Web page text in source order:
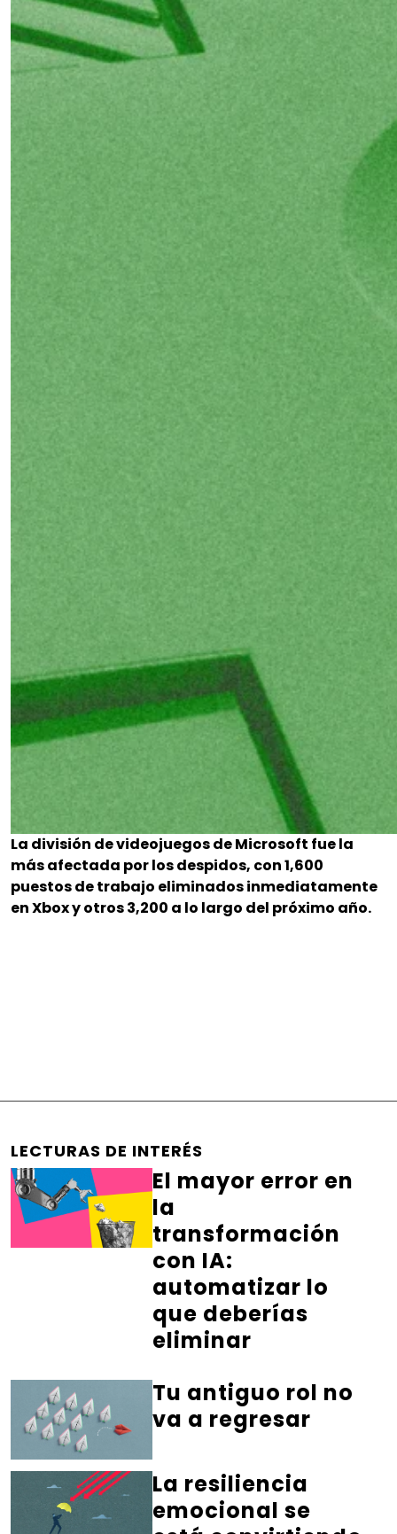
La división de videojuegos de Microsoft fue la
más afectada por los despidos, con 1,600
puestos de trabajo eliminados inmediatamente
en Xbox y otros 3,200 a lo largo del próximo año.
LECTURAS DE INTERÉS
El mayor error en
la
transformación
con IA:
automatizar lo
que deberías
eliminar
Tu antiguo rol no
va a regresar
La resiliencia
emocional se